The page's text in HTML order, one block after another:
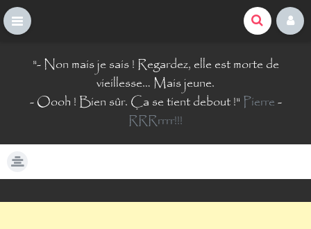
t
"- Non mais je sais ! Regardez, elle est morte de
vieillesse… Mais jeune.
- Oooh ! Bien sûr. Ça se tient debout !" Pierre-
RRRrrrr!!!